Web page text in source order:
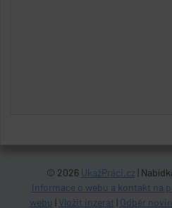
© 2026 UkažPráci.cz|
Informace o webu a kontakt na
webu
Vložit inzerát Odběr